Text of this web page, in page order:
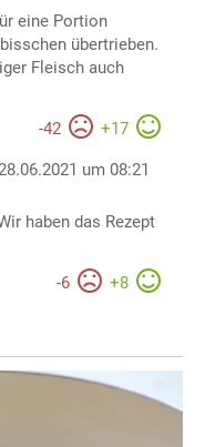
eine Portion
übertrieben.
Fleisch auch
-42 +17
um 08:21
haben das Rezept
-6 +8